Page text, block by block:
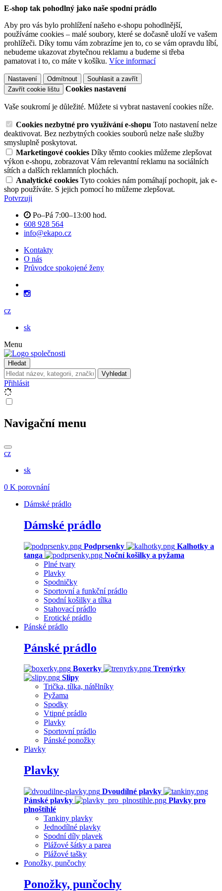
E-shop tak pohodlný jako naše spodní prádlo
Aby pro vás bylo prohlížení našeho e-shopu pohodlnější,
používáme cookies – malé soubory, které se dočasně uloží ve vašem
prohlížeči. Díky tomu vám zobrazíme jen to, co se vám opravdu líbí,
nebudeme ukazovat zbytečnou reklamu a budeme si třeba
pamatovat i to, co máte v košíku. Více informací
Nastavení Odmítnout
Souhlasit a zavřít
Zavřít cookie lištu
Cookies nastavení
Vaše soukromí je důležité. Můžete si vybrat nastavení cookies níže.
Cookies nezbytné pro využívání e-shopu Toto nastavení nelze
deaktivovat. Bez nezbytných cookies souborů nelze naše služby
smysluplně poskytovat.
Marketingové cookies Díky těmto cookies můžeme zlepšovat
výkon e-shopu, zobrazovat Vám relevantní reklamu na sociálních
sítích a dalších reklamních plochách.
Analytické cookies Tyto cookies nám pomáhají pochopit, jak e-
shop používáte. S jejich pomocí ho můžeme zlepšovat.
Potvrzuji
Po–Pá 7:00–13:00 hod.
608 928 564
info@ekapo.cz
Kontakty
O nás
Průvodce spokojené ženy
cz
sk
Menu
Hledat
Vyhledat
Přihlásit
Navigační menu
cz
sk
0 K porovnání
Dámské prádlo
Dámské prádlo
Podprsenky
Kalhotky a
tanga
Noční košilky a pyžama
Plné tvary
Plavky
Spodničky
Sportovní a funkční prádlo
Spodní košilky a tílka
Stahovací prádlo
Erotické prádlo
Pánské prádlo
Pánské prádlo
Boxerky
Trenýrky
Slipy
Trička, tílka, nátělníky
Pyžama
Spodky
Vtipné prádlo
Plavky
Sportovní prádlo
Pánské ponožky
Plavky
Plavky
Dvoudílné plavky
Pánské plavky
Plavky pro
plnoštíhlé
Tankiny plavky
Jednodílné plavky
Spodní díly plavek
Plážové šátky a parea
Plážové tašky
Ponožky, punčochy
Ponožky, punčochy